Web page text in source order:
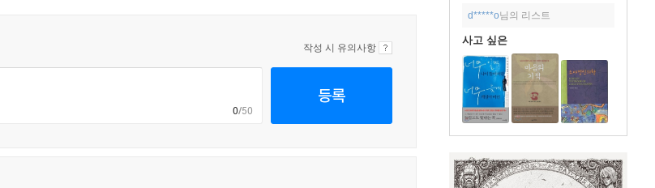
d*****o님의 리스트
사고 싶은
작성 시 유의사항
0/50
등록